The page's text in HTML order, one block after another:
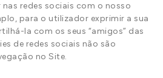
redes sociais com o nosso
para o utilizador exprimir a sua
la com os seus “amigos” das
de redes sociais não são
no Site.